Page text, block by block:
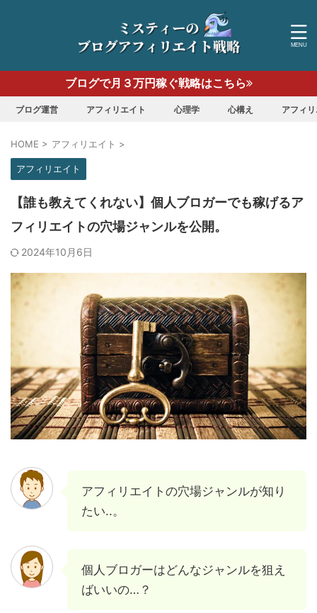
ブログで月３万円稼ぐ戦略はこちら
ブログ運営 アフィリエイト 心理学 心構え アフィ
HOME > アフィリエイト >
アフィリエイト
【誰も教えてくれない】個人ブロガーでも稼げるア
フィリエイトの穴場ジャンルを公開。
2024年10月6日
アフィリエイトの穴場ジャンルが知り
たい..。
個人ブロガーはどんなジャンルを狙え
ばいいの…？